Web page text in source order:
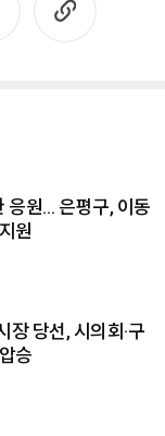
응원… 은평구, 이동
원
장 당선, 시의회·구
승